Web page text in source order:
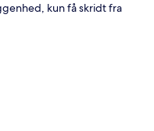
kun få skridt fra